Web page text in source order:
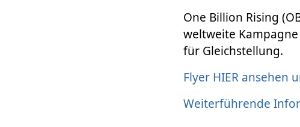
One Billion Rising
weltweite
für Gleichstellung.
Flyer HIER ansehen
Weiterführende